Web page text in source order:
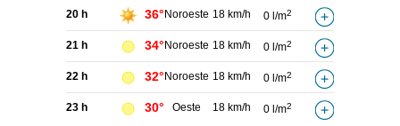
20 h 36° Noroeste 18 km/h 0 l/m2
21 h 34° Noroeste 18 km/h 0 l/m2
22 h 32° Noroeste 18 km/h 0 l/m2
23 h 30° Oeste 18 km/h 0 l/m2